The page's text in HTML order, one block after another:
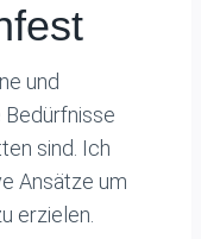
und
Bedürfnisse
sind. Ich
Ansätze um
erzielen.